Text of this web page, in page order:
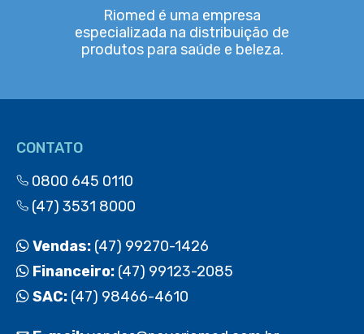
Riomed é uma empresa
especializada na distribuição de
produtos para saúde e beleza.
CONTATO
0800 645 0110
(47) 3531 8000
Vendas: (47) 99270-1426
Financeiro: (47) 99123-2085
SAC: (47) 98466-4610